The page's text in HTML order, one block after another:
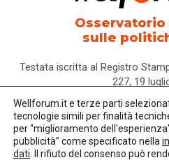
sulle
Testata iscritta al Registro
227, 19
ISSN
Wellforum.it e terze parti
tecnologie simili per finalità
per “miglioramento
pubblicità” come specificato nella
dati . Il rifiuto del consenso può